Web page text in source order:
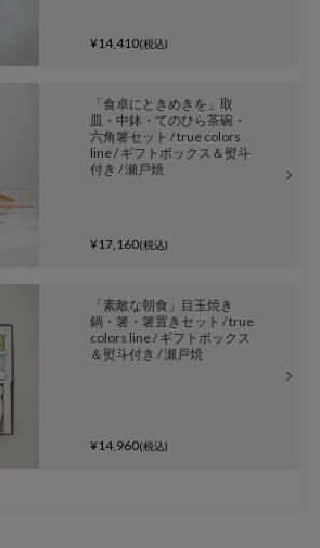
¥14,410(税込)
「食卓にときめきを」取
皿・中鉢・てのひら茶碗・
六角箸セット / true colors
line / ギフトボックス＆熨斗
付き / 瀬戸焼
¥17,160(税込)
「素敵な朝食」目玉焼き
鍋・箸・箸置きセット / true
colors line / ギフトボックス
＆熨斗付き / 瀬戸焼
¥14,960(税込)